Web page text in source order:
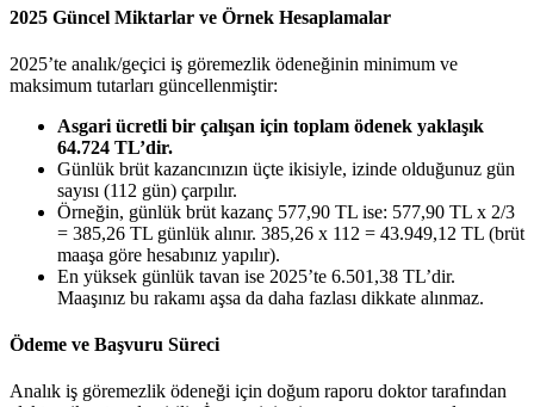
2025 Güncel Miktarlar ve Örnek Hesaplamalar
2025’te analık/geçici iş göremezlik ödeneğinin minimum ve
maksimum tutarları güncellenmiştir:
Asgari ücretli bir çalışan için toplam ödenek yaklaşık
64.724 TL’dir.
Günlük brüt kazancınızın üçte ikisiyle, izinde olduğunuz gün
sayısı (112 gün) çarpılır.
Örneğin, günlük brüt kazanç 577,90 TL ise: 577,90 TL x 2/3
= 385,26 TL günlük alınır. 385,26 x 112 = 43.949,12 TL (brüt
maaşa göre hesabınız yapılır).
En yüksek günlük tavan ise 2025’te 6.501,38 TL’dir.
Maaşınız bu rakamı aşsa da daha fazlası dikkate alınmaz.
Ödeme ve Başvuru Süreci
Analık iş göremezlik ödeneği için doğum raporu doktor tarafından